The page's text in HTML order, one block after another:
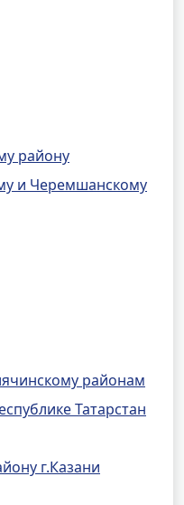
району
и Черемшанскому
районам
Татарстан
г.Казани